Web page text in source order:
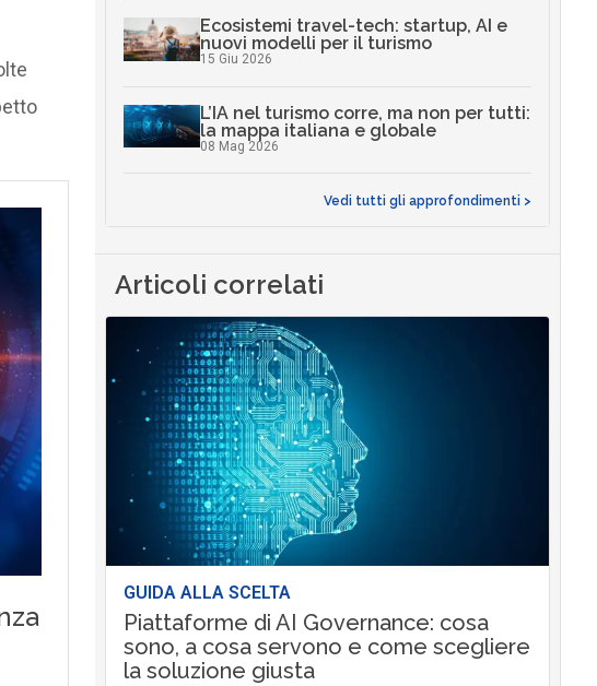
Ecosistemi travel-tech: startup, AI e
nuovi modelli per il turismo
15 Giu 2026
L’IA nel turismo corre, ma non per tutti:
la mappa italiana e globale
08 Mag 2026
Vedi tutti gli approfondimenti >
Articoli correlati
GUIDA ALLA SCELTA
Piattaforme di AI Governance: cosa
sono, a cosa servono e come scegliere
la soluzione giusta